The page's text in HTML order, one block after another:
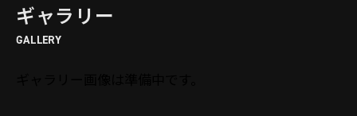
ギャラリー
GALLERY